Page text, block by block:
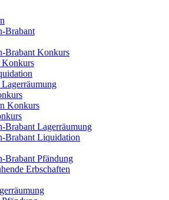
Brabant
Brabant Konkurs
Konkurs
Konkurs
Brabant Lagerräumung
Brabant Liquidation
Brabant Pfändung
Erbschaften